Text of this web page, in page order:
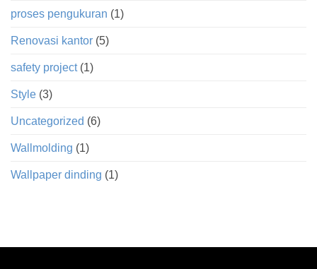
proses pengukuran (1)
Renovasi kantor (5)
safety project(1)
Style (3)
Uncategorized (6)
Wallmolding (1)
Wallpaper dinding (1)